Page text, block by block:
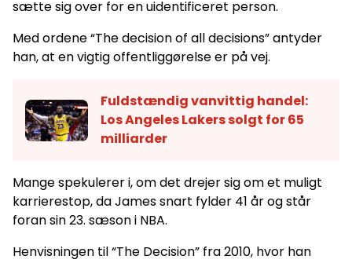
sætte sig over for en uidentificeret person.
Med ordene “The decision of all decisions” antyder
han, at en vigtig offentliggørelse er på vej.
Fuldstændig vanvittig handel:
Los Angeles Lakers solgt for 65
milliarder
Mange spekulerer i, om det drejer sig om et muligt
karrierestop, da James snart fylder 41 år og står
foran sin 23. sæson i NBA.
Henvisningen til “The Decision” fra 2010, hvor han